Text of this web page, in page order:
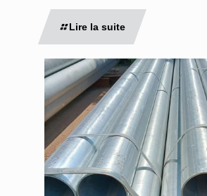
Lire la suite